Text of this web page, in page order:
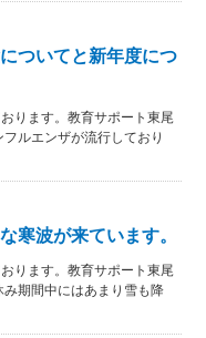
ついてと新年度につ
ります。教育サポート東尾
ルエンザが流行しており
寒波が来ています。
ります。教育サポート東尾
期間中にはあまり雪も降